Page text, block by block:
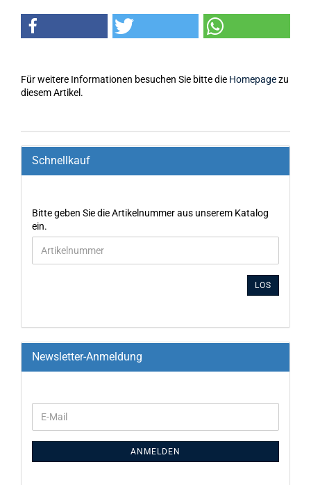
Für weitere Informationen besuchen Sie bitte die Homepagezu
diesem Artikel.
Schnellkauf
Bitte geben Sie die Artikelnummer aus unserem Katalog
ein.
LOS
Newsletter-Anmeldung
ANMELDEN